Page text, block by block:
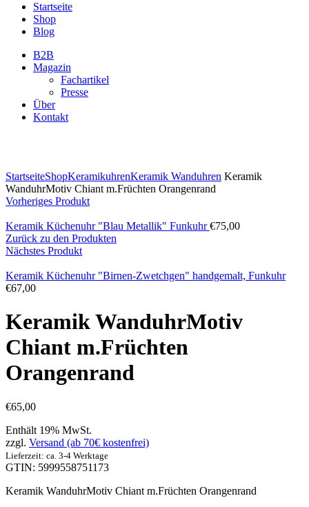
Startseite
Shop
Blog
B2B
Magazin
Fachartikel
Presse
Über
Kontakt
StartseiteShopKeramikuhrenKeramik Wanduhren Keramik
WanduhrMotiv Chiant m.Früchten Orangenrand
Vorheriges Produkt
Keramik Küchenuhr "Blau Metallik" Funkuhr€75,00
Zurück zu den Produkten
Nächstes Produkt
Keramik Küchenuhr "Birnen-Zwetchgen" handgemalt, Funkuhr
€67,00
Keramik WanduhrMotiv
Chiant m.Früchten
Orangenrand
€65,00
Enthält 19% MwSt.
zzgl. Versand (ab 70€ kostenfrei)
Lieferzeit: ca. 3-4 Werktage
GTIN: 5999558751173
Keramik WanduhrMotiv Chiant m.Früchten Orangenrand